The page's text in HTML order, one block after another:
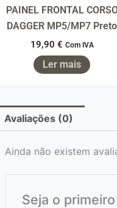
PAINEL FRONTAL
DAGGER MP5/MP7 Preto
19,90 € Com IVA
Ler mais
Avaliações (0)
Ainda não existem
Seja o